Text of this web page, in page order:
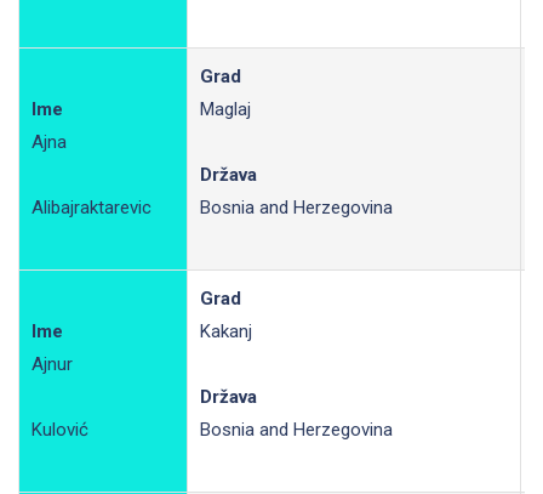
Ime
Ajna
Alibajraktarevic
Grad
Maglaj
Država
Bosnia and Herzegovina
Ime
Ajnur
Kulović
Grad
Kakanj
Država
Bosnia and Herzegovina